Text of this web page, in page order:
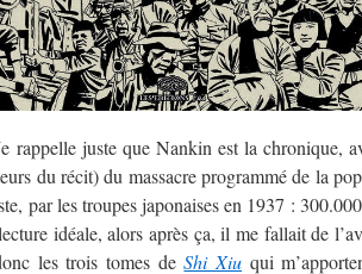
rappelle juste que Nankin est la chronique,
du récit) du massacre programmé de la
par les troupes japonaises en 1937 :
idéale, alors après ça, il me fallait de
les trois tomes deShi Xiu qui